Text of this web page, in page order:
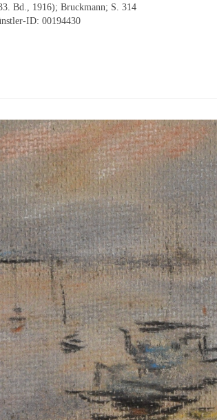
Bd., 1916); Bruckmann; S. 314
ID: 00194430